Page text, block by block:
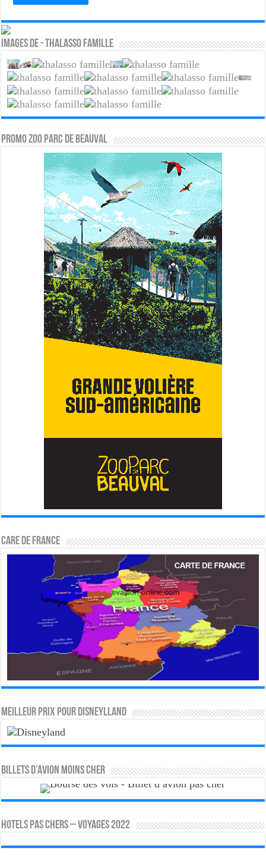
Images de - Thalasso famille
PROMO ZOO PARC DE BEAUVAL
CARE DE FRANCE
MEILLEUR PRIX POUR DISNEYLLAND
Billets d’avion moins cher
HOTELS PAS CHERS – VOYAGES 2022